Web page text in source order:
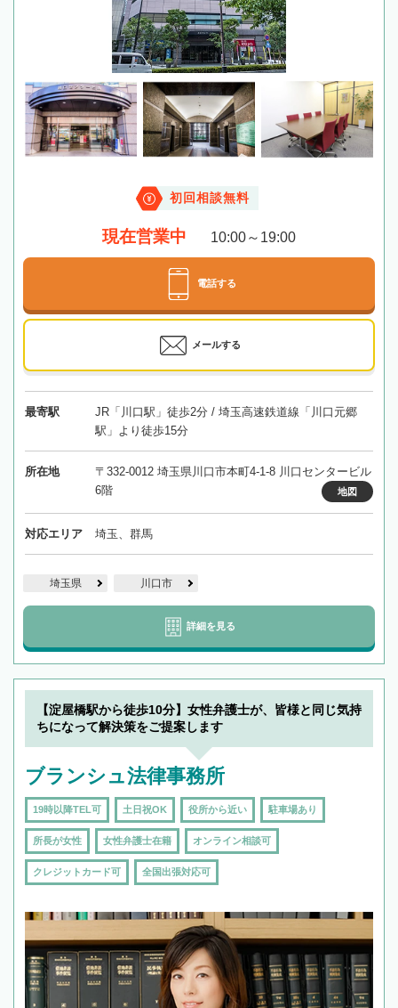
初回相談無料
現在営業中 10:00～19:00
電話する
メールする
最寄駅
JR「川口駅」徒歩2分 / 埼玉高速鉄道線「川口元郷
駅」より徒歩15分
所在地
〒332-0012 埼玉県川口市本町4-1-8 川口センタービル
6階
地図
対応エリア 埼玉、群馬
埼玉県 川口市
詳細を見る
【淀屋橋駅から徒歩10分】女性弁護士が、皆様と同じ気持
ちになって解決策をご提案します
ブランシュ法律事務所
19時以降TEL可 土日祝OK 役所から近い 駐車場あり
所長が女性 女性弁護士在籍 オンライン相談可
クレジットカード可 全国出張対応可